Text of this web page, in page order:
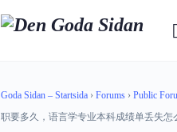
Goda Sidan – Startsida › Forums › Public
职要多久，语言学专业本科成绩单丢失